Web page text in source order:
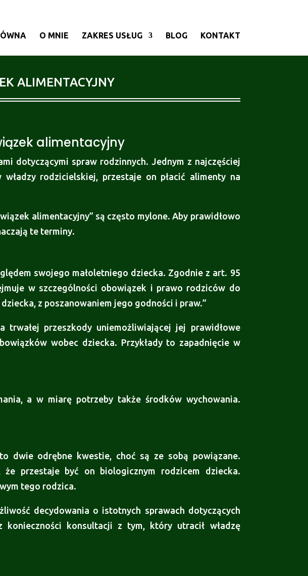
O MNIE ZAKRES USŁUG BLOG KONTAKT
ALIMENTACYJNY
alimentacyjny
dotyczącymi spraw rodzinnych. Jednym z najczęściej
rodzicielskiej, przestaje on płacić alimenty na
alimentacyjny” są często mylone. Aby prawidłowo
te terminy.
swojego małoletniego dziecka. Zgodnie z art. 95
w szczególności obowiązek i prawo rodziców do
z poszanowaniem jego godności i praw.”
trwałej przeszkody uniemożliwiającej jej prawidłowe
wobec dziecka. Przykłady to zapadnięcie w
a w miarę potrzeby także środków wychowania.
dwie odrębne kwestie, choć są ze sobą powiązane.
przestaje być on biologicznym rodzicem dziecka.
tego rodzica.
decydowania o istotnych sprawach dotyczących
konsultacji z tym, który utracił władzę